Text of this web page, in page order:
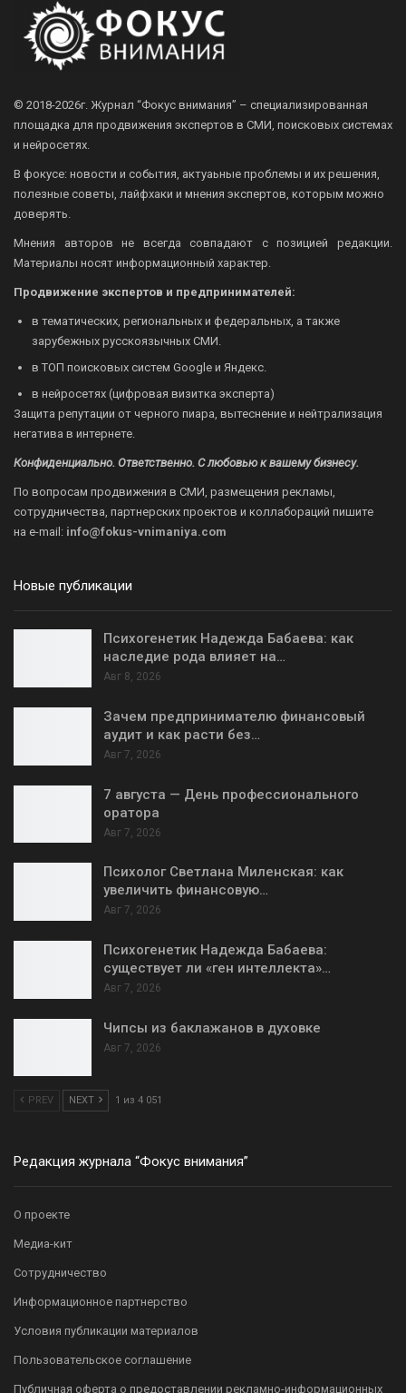
© 2018-2026г. Журнал “Фокус внимания” – специализированная
площадка для продвижения экспертов в СМИ, поисковых системах
и нейросетях.
В фокусе: новости и события, актуаьные проблемы и их решения,
полезные советы, лайфхаки и мнения экспертов, которым можно
доверять.
Мнения авторов не всегда совпадают с позицией редакции.
Материалы носят информационный характер.
Продвижение экспертов и предпринимателей:
в тематических, региональных и федеральных, а также
зарубежных русскоязычных СМИ.
в ТОП поисковых систем Google и Яндекс.
в нейросетях (цифровая визитка эксперта)
Защита репутации от черного пиара, вытеснение и нейтрализация
негатива в интернете.
Конфиденциально. Ответственно. С любовью к вашему бизнесу.
По вопросам продвижения в СМИ, размещения рекламы,
сотрудничества, партнерских проектов и коллабораций пишите
на e-mail: info@fokus-vnimaniya.com
Новые публикации
Психогенетик Надежда Бабаева: как
наследие рода влияет на…
Авг 8, 2026
Зачем предпринимателю финансовый
аудит и как расти без…
Авг 7, 2026
7 августа — День профессионального
оратора
Авг 7, 2026
Психолог Светлана Миленская: как
увеличить финансовую…
Авг 7, 2026
Психогенетик Надежда Бабаева:
существует ли «ген интеллекта»…
Авг 7, 2026
Чипсы из баклажанов в духовке
Авг 7, 2026
PREV NEXT 1 из 4 051
Редакция журнала “Фокус внимания”
О проекте
Медиа-кит
Сотрудничество
Информационное партнерство
Условия публикации материалов
Пользовательское соглашение
Публичная оферта о предоставлении рекламно-информационных